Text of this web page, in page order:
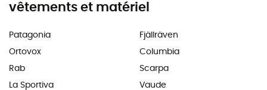
vêtements et matériel
Patagonia
Ortovox
Rab
La Sportiva
Fjällräven
Columbia
Scarpa
Vaude